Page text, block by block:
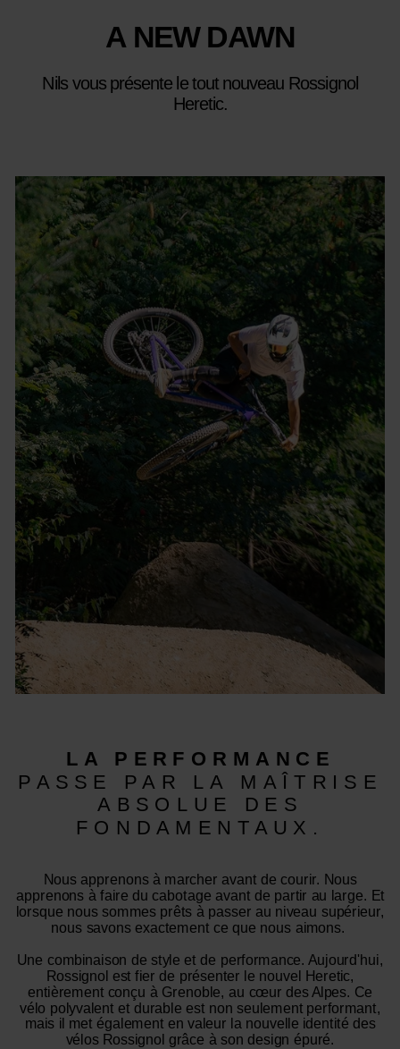
A NEW DAWN
Nils vous présente le tout nouveau Rossignol
Heretic.
LA PERFORMANCE
PASSE PAR LA MAÎTRISE
ABSOLUE DES
FONDAMENTAUX.
Nous apprenons à marcher avant de courir. Nous
apprenons à faire du cabotage avant de partir au large. Et
lorsque nous sommes prêts à passer au niveau supérieur,
nous savons exactement ce que nous aimons.
Une combinaison de style et de performance. Aujourd'hui,
Rossignol est fier de présenter le nouvel Heretic,
entièrement conçu à Grenoble, au cœur des Alpes. Ce
vélo polyvalent et durable est non seulement performant,
mais il met également en valeur la nouvelle identité des
vélos Rossignol grâce à son design épuré.